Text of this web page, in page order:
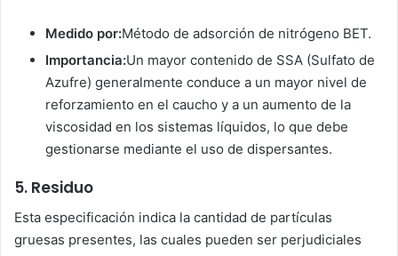
Medido por:Método de adsorción de nitrógeno BET.
Importancia:Un mayor contenido de SSA (Sulfato de
Azufre) generalmente conduce a un mayor nivel de
reforzamiento en el caucho y a un aumento de la
viscosidad en los sistemas líquidos, lo que debe
gestionarse mediante el uso de dispersantes.
5. Residuo
Esta especificación indica la cantidad de partículas
gruesas presentes, las cuales pueden ser perjudiciales